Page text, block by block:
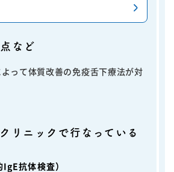
など
って体質改善の免疫舌下療法が対
リニックで行なっている
抗体検査）